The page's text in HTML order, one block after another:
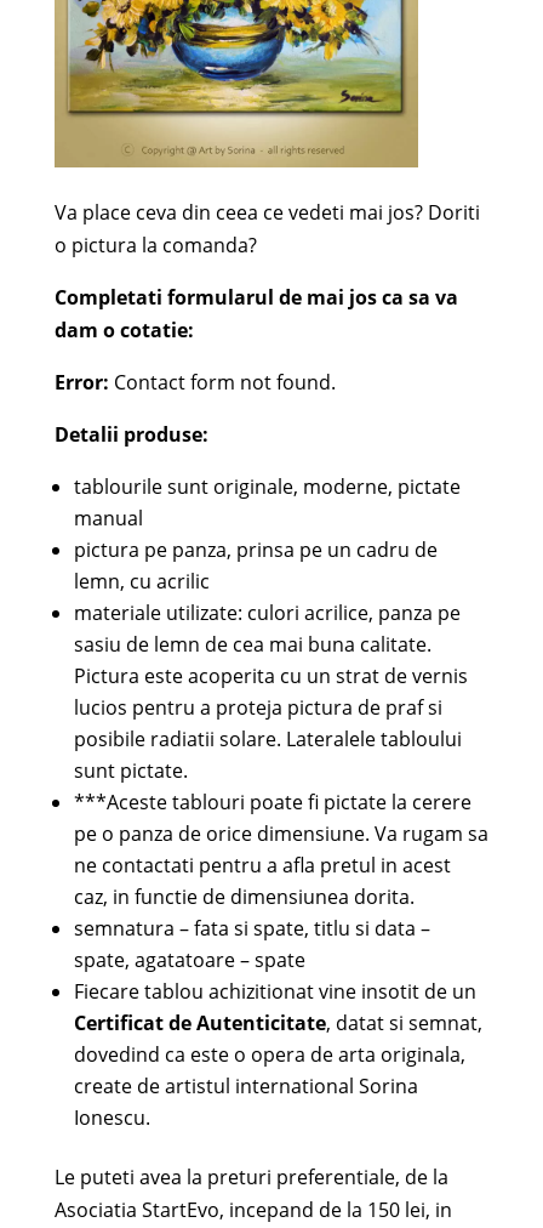
Va place ceva din ceea ce vedeti mai jos? Doriti
o pictura la comanda?
Completati formularul de mai jos ca sa va
dam o cotatie:
Error: Contact form not found.
Detalii produse:
tablourile sunt originale, moderne, pictate
manual
pictura pe panza, prinsa pe un cadru de
lemn, cu acrilic
materiale utilizate: culori acrilice, panza pe
sasiu de lemn de cea mai buna calitate.
Pictura este acoperita cu un strat de vernis
lucios pentru a proteja pictura de praf si
posibile radiatii solare. Lateralele tabloului
sunt pictate.
***Aceste tablouri poate fi pictate la cerere
pe o panza de orice dimensiune. Va rugam sa
ne contactati pentru a afla pretul in acest
caz, in functie de dimensiunea dorita.
semnatura – fata si spate, titlu si data –
spate, agatatoare – spate
Fiecare tablou achizitionat vine insotit de un
Certificat de Autenticitate, datat si semnat,
dovedind ca este o opera de arta originala,
create de artistul international Sorina
Ionescu.
Le puteti avea la preturi preferentiale, de la
Asociatia StartEvo, incepand de la 150 lei, in